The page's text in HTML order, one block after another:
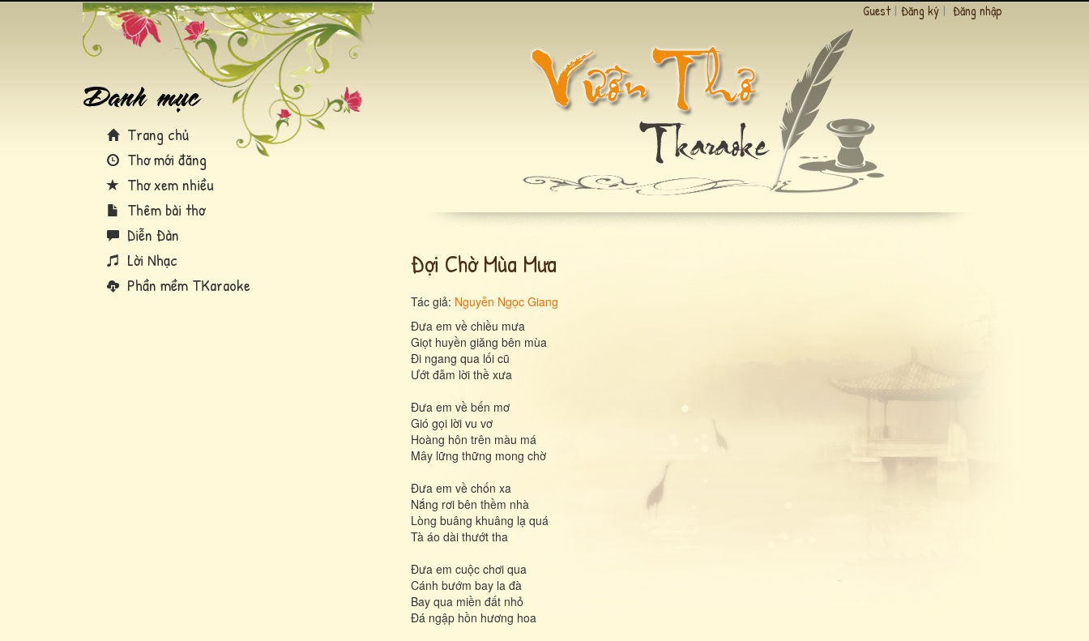
Trang chủ
Thơ mới đăng
Thơ xem nhiều
Thêm bài thơ
Diễn Đàn
Lời Nhạc
Phần mềm TKaraoke
Guest | Đăng ký | Đăng nhập
Đợi Chờ Mùa Mưa
Tác giả: Nguyễn Ngọc Giang
Đưa em về chiều mưa
Giọt huyền giăng bên mùa
Đi ngang qua lối cũ
Ướt đẫm lời thề xưa
Đưa em về bến mơ
Gió gọi lời vu vơ
Hoàng hôn trên màu má
Mây lững thững mong chờ
Đưa em về chốn xa
Nắng rơi bên thềm nhà
Lòng buâng khuâng lạ quá
Tà áo dài thướt tha
Đưa em cuộc chơi qua
Cánh bướm bay la đà
Bay qua miền đất nhỏ
Đá ngập hồn hương hoa